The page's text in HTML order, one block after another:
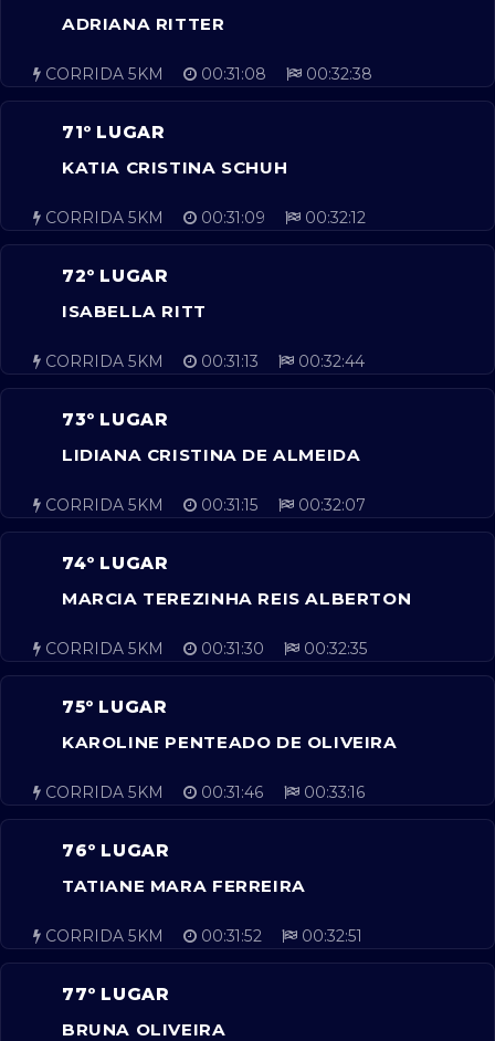
ADRIANA RITTER
CORRIDA 5KM 00:31:08 00:32:38
71º LUGAR
KATIA CRISTINA SCHUH
CORRIDA 5KM 00:31:09 00:32:12
72º LUGAR
ISABELLA RITT
CORRIDA 5KM 00:31:13 00:32:44
73º LUGAR
LIDIANA CRISTINA DE ALMEIDA
CORRIDA 5KM 00:31:15 00:32:07
74º LUGAR
MARCIA TEREZINHA REIS ALBERTON
CORRIDA 5KM 00:31:30 00:32:35
75º LUGAR
KAROLINE PENTEADO DE OLIVEIRA
CORRIDA 5KM 00:31:46 00:33:16
76º LUGAR
TATIANE MARA FERREIRA
CORRIDA 5KM 00:31:52 00:32:51
77º LUGAR
BRUNA OLIVEIRA